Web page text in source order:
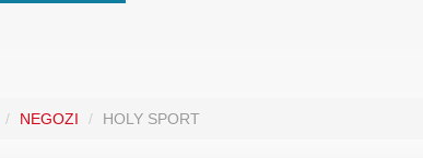
/ NEGOZI / HOLY SPORT